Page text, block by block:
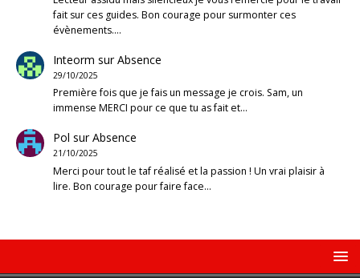
fait sur ces guides. Bon courage pour surmonter ces
évènements.…
Inteorm surAbsence
29/10/2025
Première fois que je fais un message je crois. Sam, un
immense MERCI pour ce que tu as fait et…
Pol surAbsence
21/10/2025
Merci pour tout le taf réalisé et la passion ! Un vrai plaisir à
lire. Bon courage pour faire face…